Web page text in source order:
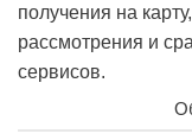
получения на
рассмотрения и
сервисов.